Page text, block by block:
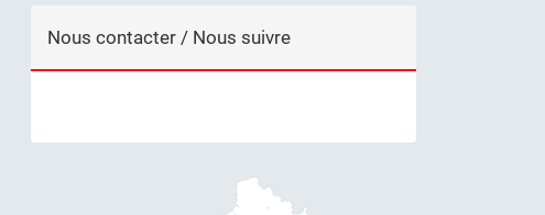
Nous contacter / Nous suivre